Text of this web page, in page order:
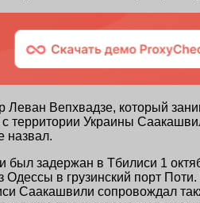
Леван Вепхвадзе, который
территории Украины
назвал.
задержан в Тбилиси 1
в грузинский порт
Саакашвили сопровождал